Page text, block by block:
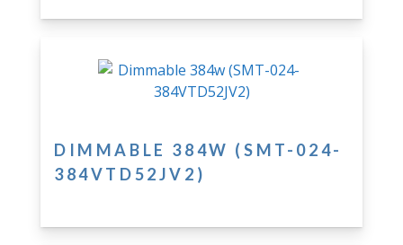
DIMMABLE 384W (SMT-024-
384VTD52JV2)